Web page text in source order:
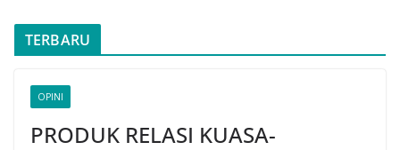
TERBARU
OPINI
PRODUK RELASI KUASA-